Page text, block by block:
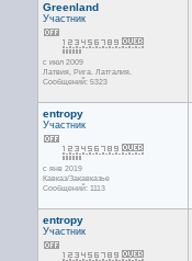
Greenland
Участник
с июл 2009
Латвия, Рига. Латгалия.
Сообщений: 5323
entropy
Участник
с янв 2019
Кавказ/Закавказье
Сообщений: 1113
entropy
Участник